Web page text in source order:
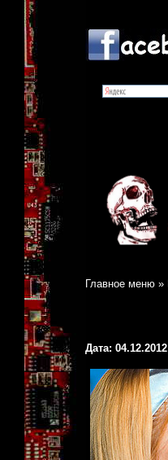
Главное меню »
Дата: 04.12.2012